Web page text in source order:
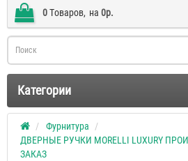
0Tоваров, на 0р.
Категории
Фурнитура
ДВЕРНЫЕ РУЧКИ MORELLI LUXURY
ЗАКАЗ